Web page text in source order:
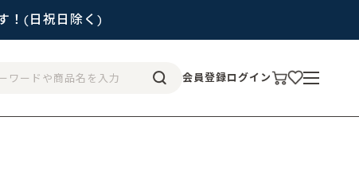
！(日祝日除く)
会員登録ログイン